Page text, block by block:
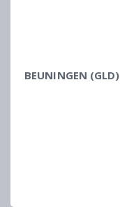
BEUNINGEN (GLD)